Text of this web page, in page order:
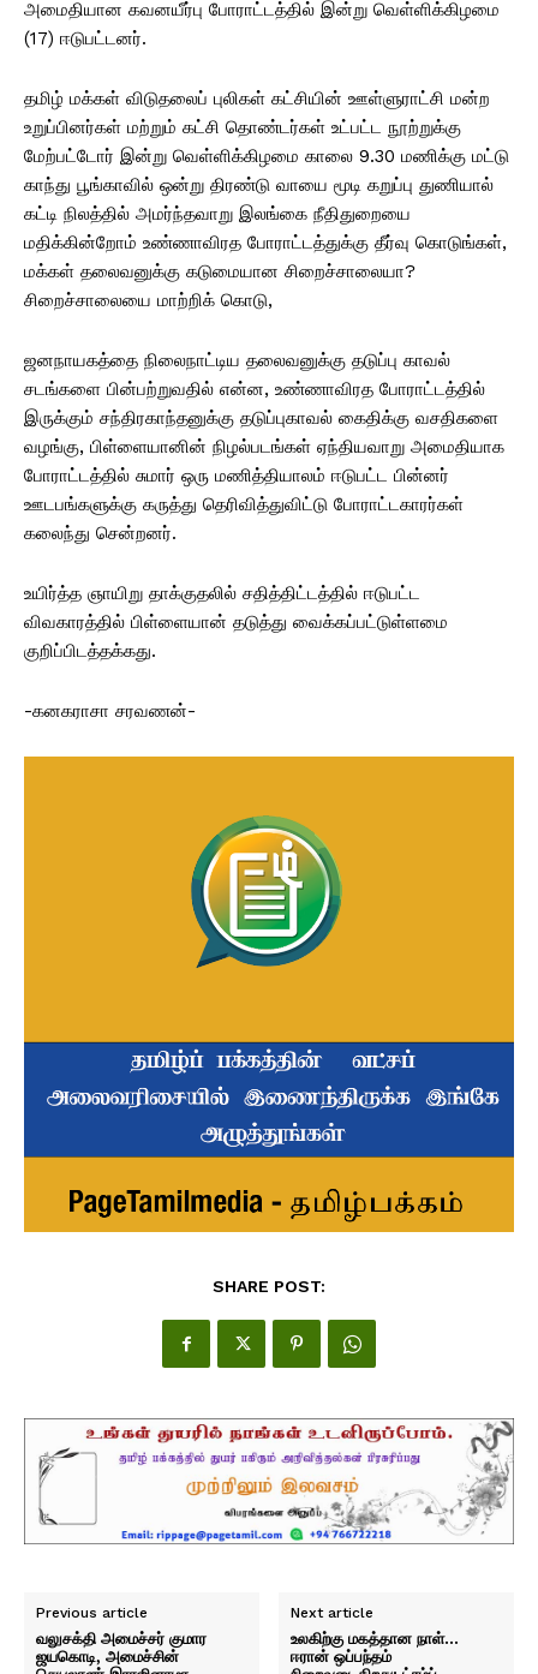
அமைதியான கவனயீர்பு போராட்டத்தில் இன்று வெள்ளிக்கிழமை
(17) ஈடுபட்டனர்.
தமிழ் மக்கள் விடுதலைப் புலிகள் கட்சியின் ஊள்ளுராட்சி மன்ற
உறுப்பினர்கள் மற்றும் கட்சி தொண்டர்கள் உட்பட்ட நூற்றுக்கு
மேற்பட்டோர் இன்று வெள்ளிக்கிழமை காலை 9.30 மணிக்கு மட்டு
காந்து பூங்காவில் ஒன்று திரண்டு வாயை மூடி கறுப்பு துணியால்
கட்டி நிலத்தில் அமர்ந்தவாறு இலங்கை நீதிதுறையை
மதிக்கின்றோம் உண்ணாவிரத போராட்டத்துக்கு தீர்வு கொடுங்கள்,
மக்கள் தலைவனுக்கு கடுமையான சிறைச்சாலையா?
சிறைச்சாலையை மாற்றிக் கொடு,
ஜனநாயகத்தை நிலைநாட்டிய தலைவனுக்கு தடுப்பு காவல்
சடங்களை பின்பற்றுவதில் என்ன, உண்ணாவிரத போராட்டத்தில்
இருக்கும் சந்திரகாந்தனுக்கு தடுப்புகாவல் கைதிக்கு வசதிகளை
வழங்கு, பிள்ளையானின் நிழல்படங்கள் ஏந்தியவாறு அமைதியாக
போராட்டத்தில் சுமார் ஒரு மணித்தியாலம் ஈடுபட்ட பின்னர்
ஊடபங்களுக்கு கருத்து தெரிவித்துவிட்டு போராட்டகாரர்கள்
கலைந்து சென்றனர்.
உயிர்த்த ஞாயிறு தாக்குதலில் சதித்திட்டத்தில் ஈடுபட்ட
விவகாரத்தில் பிள்ளையான் தடுத்து வைக்கப்பட்டுள்ளமை
குறிப்பிடத்தக்கது.
-கனகராசா சரவணன்-
SHARE POST:
Previous article
வலுசக்தி அமைச்சர் குமார
ஜயகொடி, அமைச்சின்
Next article
உலகிற்கு மகத்தான நாள்…
ஈரான் ஒப்பந்தம்